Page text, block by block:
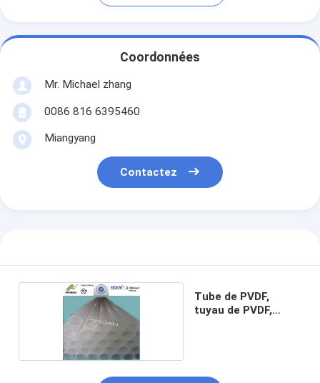
Coordonnées
Mr. Michael zhang
0086 816 6395460
Miangyang
Contactez
Tube de PVDF,
tuyau de PVDF,